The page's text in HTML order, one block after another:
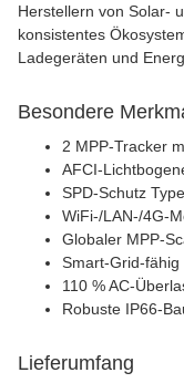
Herstellern von Solar-
konsistentes
Ladegeräten und
Besondere
2 MPP-Tracker
AFCI-
SPD-Schutz
WiFi-/LAN-/4G-
Globaler MPP-
Smart-Grid-fähig
110 % AC-
Robuste IP66-
Lieferumfang